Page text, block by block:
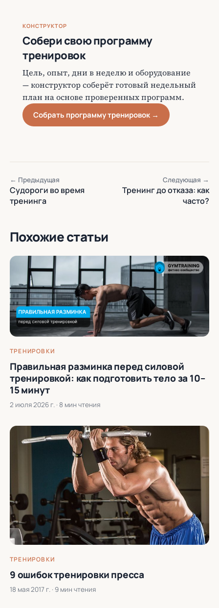
КОНСТРУКТОР
Собери свою программу
тренировок
Цель, опыт, дни в неделю и оборудование
— конструктор соберёт готовый недельный
план на основе проверенных программ.
Собрать программу тренировок →
← Предыдущая
Судороги во время
тренинга
Следующая →
Тренинг до отказа: как
часто?
Похожие статьи
ТРЕНИРОВКИ
Правильная разминка перед силовой
тренировкой: как подготовить тело за 10–
15 минут
2 июля 2026 г. · 8 мин чтения
ТРЕНИРОВКИ
9 ошибок тренировки пресса
18 мая 2017 г. · 9 мин чтения